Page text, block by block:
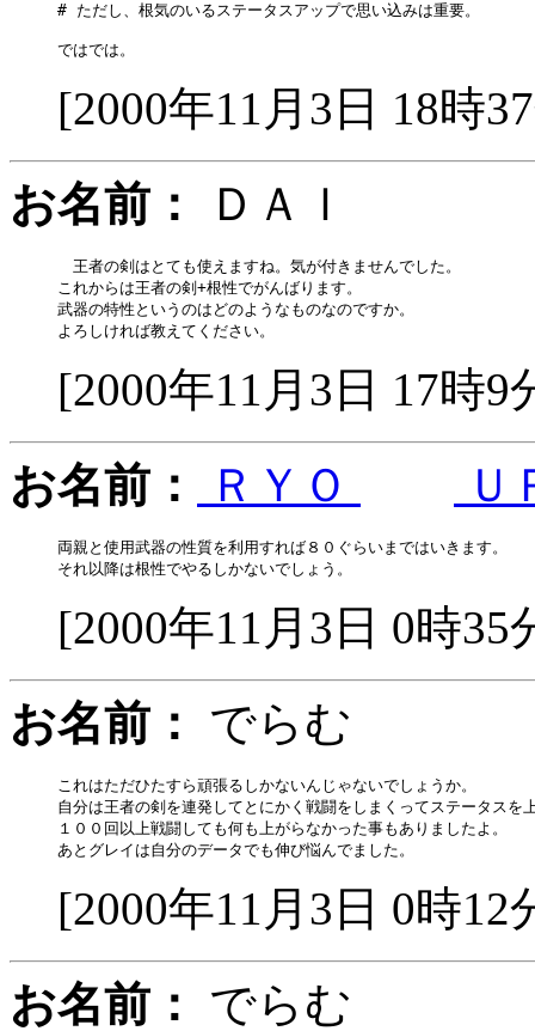
# ただし、根気のいるステータスアップで思い込みは重要。
[2000年11月3日 18時
お名前：
ＤＡＩ
王者の剣はとても使えますね。気が付きませんでした。
これからは王者の剣+根性でがんばります。
武器の特性というのはどのようなものなのですか。
[2000年11月3日 17時9
お名前：
ＲＹＯ Ｕ
両親と使用武器の性質を利用すれば８０ぐらいまではいきます。
[2000年11月3日 0時35
お名前：
でらむ
これはただひたすら頑張るしかないんじゃないでしょうか。
自分は王者の剣を連発してとにかく戦闘をしまくってステータスを
１００回以上戦闘しても何も上がらなかった事もありましたよ。
[2000年11月3日 0時12
お名前：
でらむ